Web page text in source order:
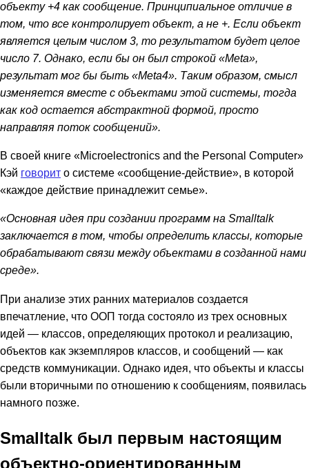
объекту +4 как сообщение. Принципиальное отличие в
том, что все контролирует объект, а не +. Если объект
является целым числом 3, то результатом будет целое
число 7. Однако, если бы он был строкой «Meta»,
результат мог бы быть «Meta4». Таким образом, смысл
изменяется вместе с объектами этой системы, тогда
как код остается абстрактной формой, просто
направляя поток сообщений».
В своей книге «Microelectronics and the Personal Computer»
Кэй говорит о системе «сообщение-действие», в которой
«каждое действие принадлежит семье».
«Основная идея при создании программ на Smalltalk
заключается в том, чтобы определить классы, которые
обрабатывают связи между объектами в созданной нами
среде».
При анализе этих ранних материалов создается
впечатление, что ООП тогда состояло из трех основных
идей — классов, определяющих протокол и реализацию,
объектов как экземпляров классов, и сообщений — как
средств коммуникации. Однако идея, что объекты и классы
были вторичными по отношению к сообщениям, появилась
намного позже.
Smalltalk был первым настоящим
объектно-ориентированным